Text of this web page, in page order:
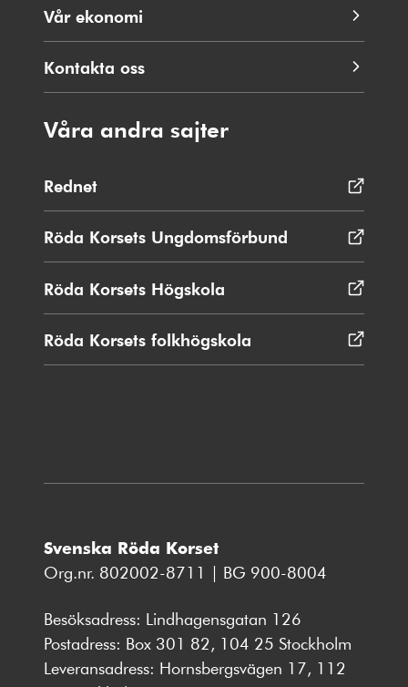
Vår ekonomi
Kontakta oss
Våra andra sajter
Rednet
i
nytt
fönster
Röda Korsets Ungdomsförbund Öppnas
i
Röda Korsets Högskola
i
nytt
fönster
Röda Korsets folkhögskola
i
Svenska Röda Korset
Org.nr. 802002-8711 | BG 900-8004
Besöksadress: Lindhagensgatan 126
Postadress: Box 301 82, 104 25 Stockholm
Leveransadress: Hornsbergsvägen 17, 112